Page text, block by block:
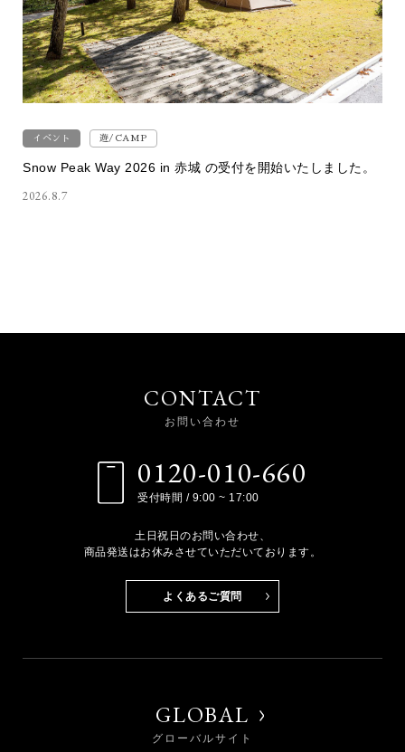
イベント 遊/CAMP
Snow Peak Way 2026 in 赤城 の受付を開始いたしました。
2026.8.7
CONTACT
お問い合わせ
0120-010-660
受付時間 / 9:00 ~ 17:00
土日祝日のお問い合わせ、
商品発送はお休みさせていただいております。
よくあるご質問
GLOBAL
グローバルサイト